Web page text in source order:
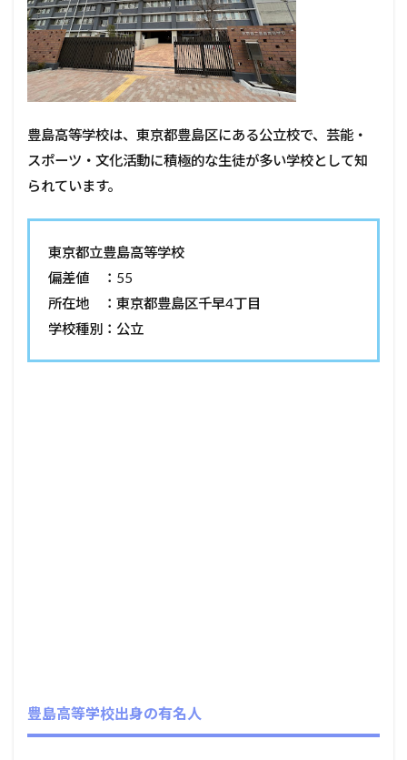
豊島高等学校は、東京都豊島区にある公立校で、芸能・
スポーツ・文化活動に積極的な生徒が多い学校として知
られています。
東京都立豊島高等学校
偏差値 ：55
所在地 ：東京都豊島区千早4丁目
学校種別：公立
豊島高等学校出身の有名人